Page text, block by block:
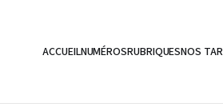
ACCUEILNUMÉROSRUBRIQUESNOS